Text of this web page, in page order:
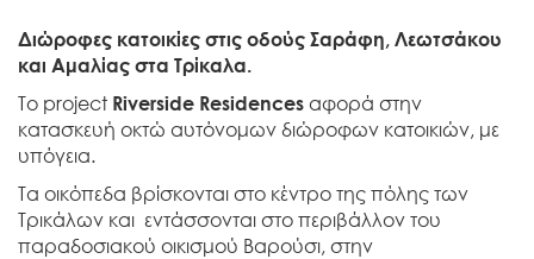
Διώροφες κατοικίες στις οδούς Σαράφη, Λεωτσάκου
και Αμαλίας στα Τρίκαλα.
Το project Riverside Residences αφορά στην
κατασκευή οκτώ αυτόνομων διώροφων κατοικιών, με
υπόγεια.
Τα οικόπεδα βρίσκονται στο κέντρο της πόλης των
Τρικάλων και εντάσσονται στο περιβάλλον του
παραδοσιακού οικισμού Βαρούσι, στην